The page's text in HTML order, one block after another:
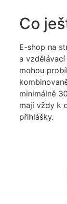
Co
E-shop na
a
mohou
minimálně
mají vždy k
přihlášky.